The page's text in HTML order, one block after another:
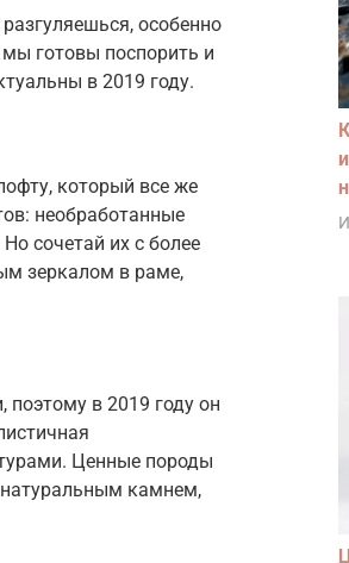
особенно
готовы поспорить и
в 2019 году.
который все же
необработанные
сочетай их с более
зеркалом в раме,
в 2019 году он
Ценные породы
камнем,